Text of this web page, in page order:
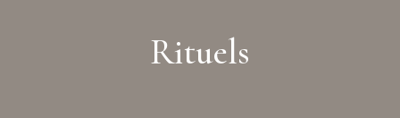
Rituels